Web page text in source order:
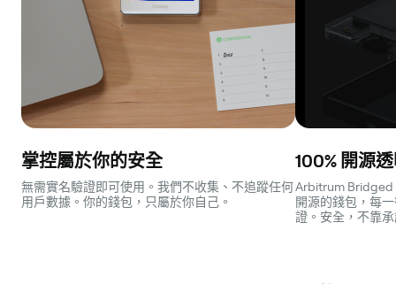
掌控屬於你的安全
無需實名驗證即可使用。我們不收集、不追蹤任何
用戶數據。你的錢包，只屬於你自己。
100% 開源
Arbitrum Bridged
開源的錢包，每
證。安全，不靠